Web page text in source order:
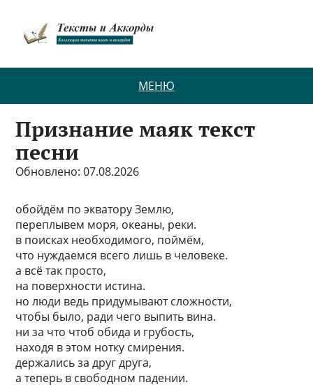
МЕНЮ
Признание маяк текст
песни
Обновлено: 07.08.2026
обойдём по экватору Землю,
переплывем моря, океаны, реки.
в поисках необходимого, поймём,
что нуждаемся всего лишь в человеке.
а всё так просто,
на поверхности истина.
но люди ведь придумывают сложности,
чтобы было, ради чего выпить вина.
ни за что чтоб обида и грубость,
находя в этом нотку смирения.
держались за друг друга,
а теперь в свободном падении.